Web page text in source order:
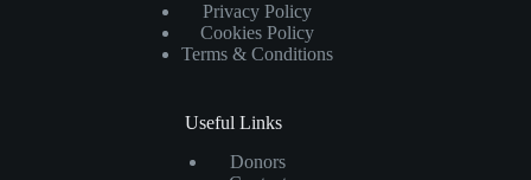
Privacy Policy
Cookies Policy
Terms & Conditions
Useful Links
Donors